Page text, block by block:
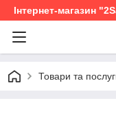
Інтернет-магазин
Товари та